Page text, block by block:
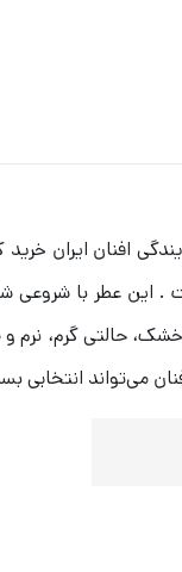
عطر با شروعی
حالتی گرم، نرم و
می‌تواند انتخابی